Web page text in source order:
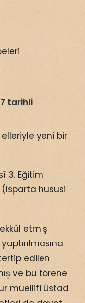
tarihli
elleriyle yeni bir
3. Eğitim
hususi
etmiş
edilen
ve bu törene
müellifi Üstad